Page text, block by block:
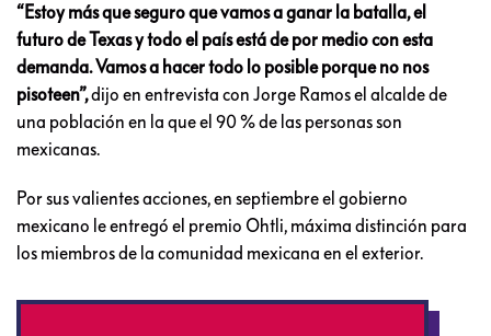
“Estoy más que seguro que vamos a ganar la batalla, el
futuro de Texas y todo el país está de por medio con esta
demanda. Vamos a hacer todo lo posible porque no nos
pisoteen”,dijo en entrevista con Jorge Ramos el alcalde de
una población en la que el 90 % de las personas son
mexicanas.
Por sus valientes acciones, en septiembre el gobierno
mexicano le entregó el premio Ohtli, máxima distinción para
los miembros de la comunidad mexicana en el exterior.